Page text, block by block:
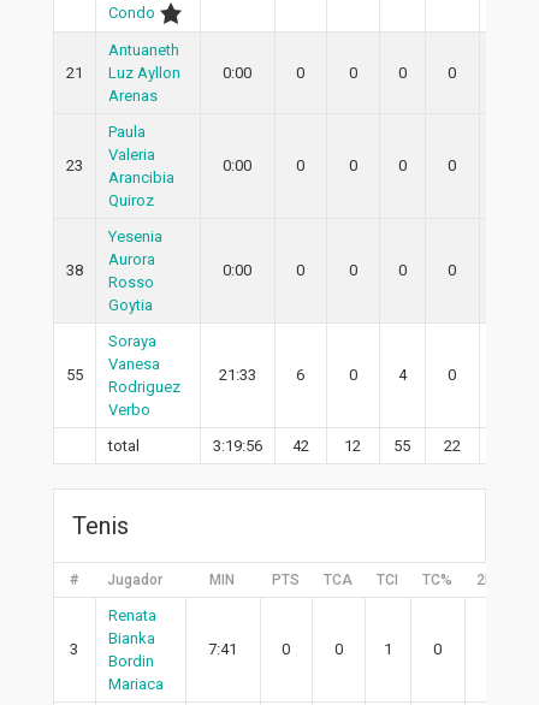
Condo
21
Antuaneth
Luz Ayllon
Arenas
0:00 0 0 0 0
23
Paula
Valeria
Arancibia
Quiroz
0:00 0 0 0 0
38
Yesenia
Aurora
Rosso
Goytia
0:00 0 0 0 0
55
Soraya
Vanesa
Rodriguez
Verbo
21:33 6 0 4 0
total 3:19:56 42 12 55 22
Tenis
# Jugador MIN PTS TCA TCI TC% 2PA
3
Renata
Bianka
Bordin
Mariaca
7:41 0 0 1 0